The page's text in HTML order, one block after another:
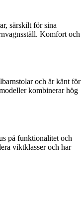
särskilt för sina
Komfort och
och är känt för
kombinerar hög
på funktionalitet och
viktklasser och har